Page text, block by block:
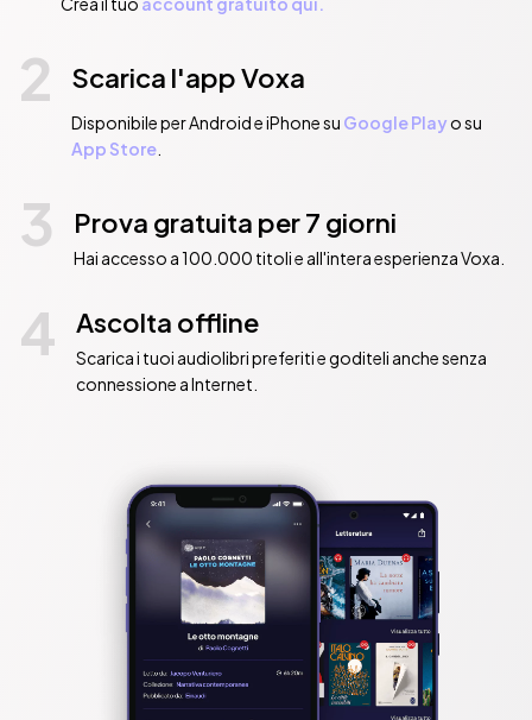
2 Scarica l'app Voxa
Disponibile per Android e iPhone su Google Playo su
App Store.
3 Prova gratuita per 7 giorni
Hai accesso a 100.000 titoli e all'intera esperienza Voxa.
4 Ascolta offline
Scarica i tuoi audiolibri preferiti e goditeli anche senza
connessione a Internet.